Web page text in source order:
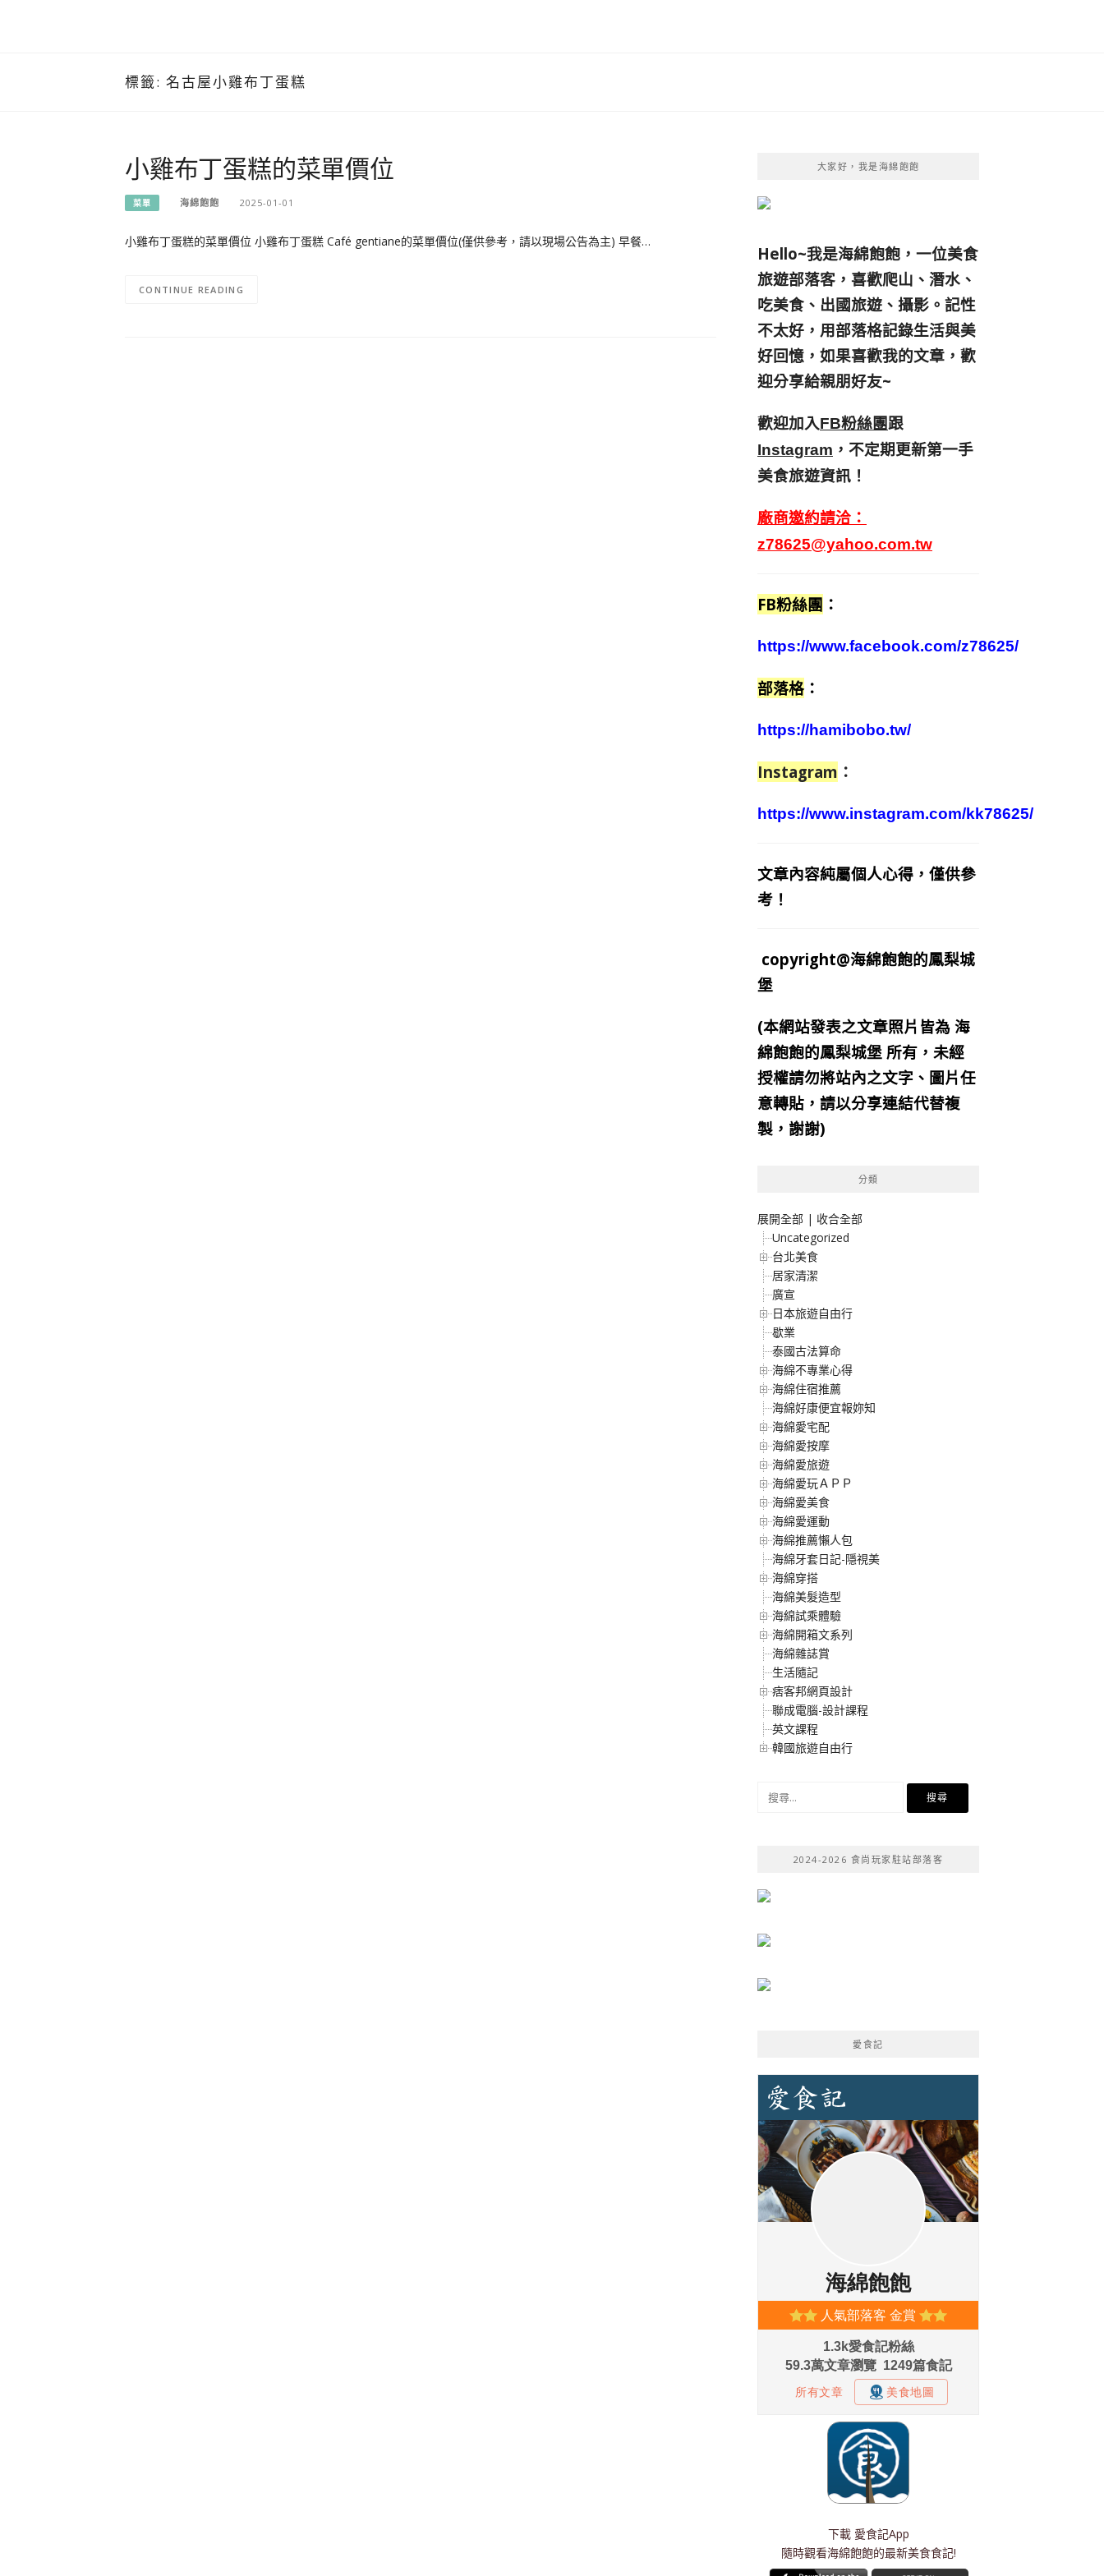
標籤: 名古屋小雞布丁蛋糕
小雞布丁蛋糕的菜單價位
菜單 海綿飽飽 2025-01-01
小雞布丁蛋糕的菜單價位 小雞布丁蛋糕 Café gentiane的菜單價位(僅供參考，請以現場公告為主) 早餐…
CONTINUE READING
大家好，我是海綿飽飽
Hello~我是海綿飽飽，一位美食
旅遊部落客， 喜歡爬山、潛水、
吃美食、出國旅遊、攝影。 記性
不太好，用部落格記錄生活與美
好回憶， 如果喜歡我的文章，歡
迎分享給親朋好友~
歡迎加入FB粉絲團跟
Instagram ，不定期更新第一手
美食旅遊資訊！
廠商邀約請洽：
z78625@yahoo.com.tw
FB粉絲團 ：
https://www.facebook.com/z78625/
部落格 ：
https://hamibobo.tw/
Instagram ：
https://www.instagram.com/kk78625/
文章內容純屬個人心得，僅供參
考！
copyright@海綿飽飽的鳳梨城
堡
(本網站發表之文章照片皆為 海
綿飽飽的鳳梨城堡 所有，未經
授權請勿將站內之文字、圖片任
意轉貼，請以分享連結代替複
製，謝謝)
分類
展開全部 | 收合全部
Uncategorized
台北美食
居家清潔
廣宣
日本旅遊自由行
歇業
泰國古法算命
海綿不專業心得
海綿住宿推薦
海綿好康便宜報妳知
海綿愛宅配
海綿愛按摩
海綿愛旅遊
海綿愛玩ＡＰＰ
海綿愛美食
海綿愛運動
海綿推薦懶人包
海綿牙套日記-隱視美
海綿穿搭
海綿美髮造型
海綿試乘體驗
海綿開箱文系列
海綿雜誌賞
生活隨記
痞客邦網頁設計
聯成電腦-設計課程
英文課程
韓國旅遊自由行
2024-2026 食尚玩家駐站部落客
愛食記
下載 愛食記App
隨時觀看海綿飽飽的最新美食食記!